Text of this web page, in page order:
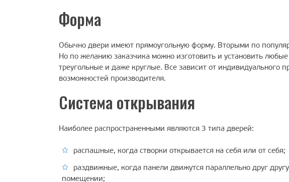
Форма
Обычно двери имеют прямоугольную форму. Вторыми по
Но по желанию заказчика можно изготовить и установить
треугольные и даже круглые. Все зависит от индивидуального
возможностей производителя.
Система открывания
Наиболее распространенными являются 3 типа дверей:
распашные, когда створки открывается на себя или от себя;
раздвижные, когда панели движутся параллельно друг
помещении;